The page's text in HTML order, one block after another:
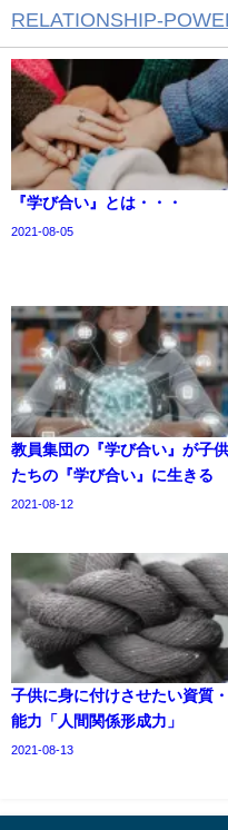
RELATIONSHIP-
『学び合い』とは・・・
2021-08-05
教員集団の『学び合い』が子供
たちの『学び合い』に生きる
2021-08-12
子供に身に付けさせたい資質・
能力「人間関係形成力」
2021-08-13